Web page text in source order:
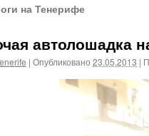
на Тенерифе
автолошадка
| Опубликовано 23.05.2013 |